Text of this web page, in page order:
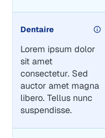
Dentaire
Lorem ipsum dolor
sit amet
consectetur. Sed
auctor amet magna
libero. Tellus nunc
suspendisse.